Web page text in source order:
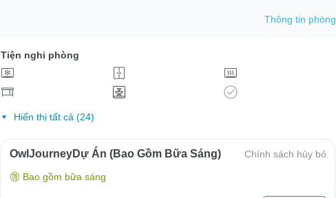
Thông tin phòng
Tiện nghi phòng
Hiển thị tất cả (24)
OwlJourneyDự Án (Bao Gồm Bữa Sáng) Chính sách hủy bỏ
Bao gồm bữa sáng